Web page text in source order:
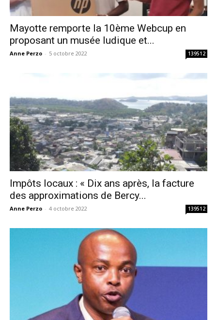
Mayotte remporte la 10ème Webcup en
proposant un musée ludique et...
Anne Perzo - 5 octobre 2022 139512
Impôts locaux : « Dix ans après, la facture
des approximations de Bercy...
Anne Perzo - 4 octobre 2022 139512